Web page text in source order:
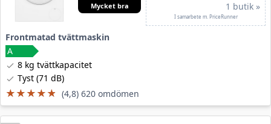
Mycket bra 1 butik »
I samarbete m. PriceRunner
Frontmatad tvättmaskin
8 kg tvättkapacitet
Tyst (71 dB)
★★★★★
★★★★★ (4,8) 620 omdömen